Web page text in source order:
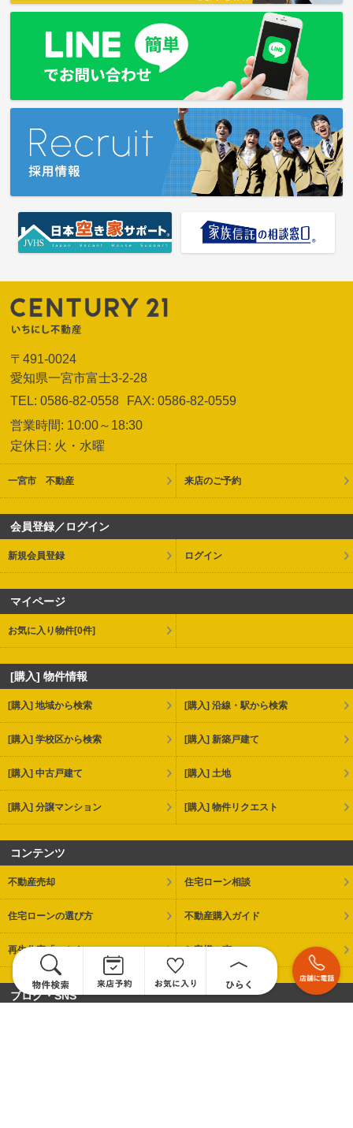
〒491-0024
愛知県一宮市富士3-2-28
TEL: 0586-82-0558
FAX: 0586-82-0559
営業時間: 10:00～18:30
定休日: 火・水曜
一宮市 不動産 来店のご予約
会員登録／ログイン
新規会員登録 ログイン
マイページ
お気に入り物件[0件]
[購入] 物件情報
[購入] 地域から検索 [購入] 沿線・駅から検索
[購入] 学校区から検索 [購入] 新築戸建て
[購入] 中古戸建て [購入] 土地
[購入] 分譲マンション [購入] 物件リクエスト
コンテンツ
不動産売却 住宅ローン相談
住宅ローンの選び方 不動産購入ガイド
再生住宅「エミナス」 お客様の声
ブログ・SNS